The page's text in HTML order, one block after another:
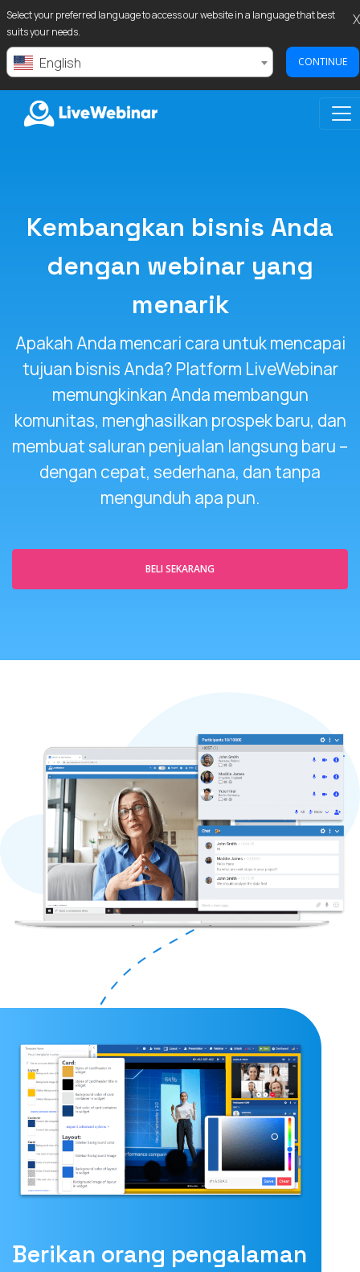
Select your preferred language to access our website in a language that best
suits your needs.
English CONTINUE
X
Kembangkan bisnis Anda
dengan webinar yang
menarik
Apakah Anda mencari cara untuk mencapai
tujuan bisnis Anda? Platform LiveWebinar
memungkinkan Anda membangun
komunitas, menghasilkan prospek baru, dan
membuat saluran penjualan langsung baru –
dengan cepat, sederhana, dan tanpa
mengunduh apa pun.
BELI SEKARANG
Berikan orang pengalaman